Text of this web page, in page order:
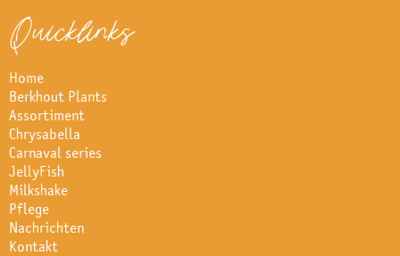
Quicklinks
Home
Berkhout Plants
Assortiment
Chrysabella
Carnaval series
JellyFish
Milkshake
Pflege
Nachrichten
Kontakt